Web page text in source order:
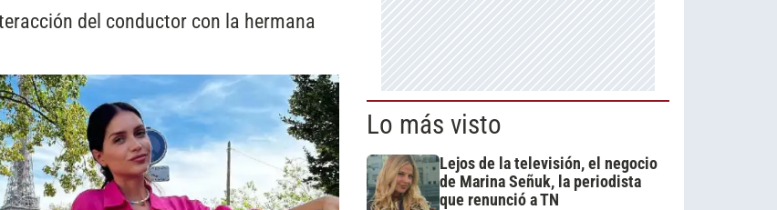
del conductor con la hermana
Lo más visto
Lejos de la televisión, el negocio
de Marina Señuk, la periodista
que renunció a TN